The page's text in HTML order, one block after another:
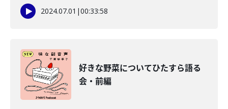
2024.07.01 |00:33:58
好きな野菜についてひたすら語る
会・前編